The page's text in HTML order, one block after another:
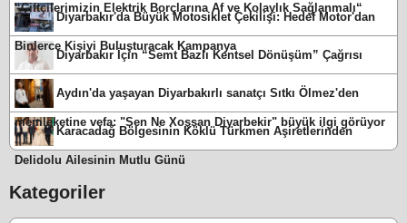
“Çiftçilerimizin Elektrik Borçlarına Af ve Kolaylık Sağlanmalı“
Diyarbakır'da Büyük Motosiklet Çekilişi: Hedef Motor'dan
Binlerce Kişiyi Buluşturacak Kampanya
Diyarbakır İçin “Semt Bazlı Kentsel Dönüşüm” Çağrısı
Aydın'da yaşayan Diyarbakırlı sanatçı Sıtkı Ölmez'den
memleketine vefa: "Sen Ne Xoşsan Diyarbekir" büyük ilgi görüyor
Karacadağ Bölgesinin Köklü Türkmen Aşiretlerinden
Delidolu Ailesinin Mutlu Günü
Kategoriler